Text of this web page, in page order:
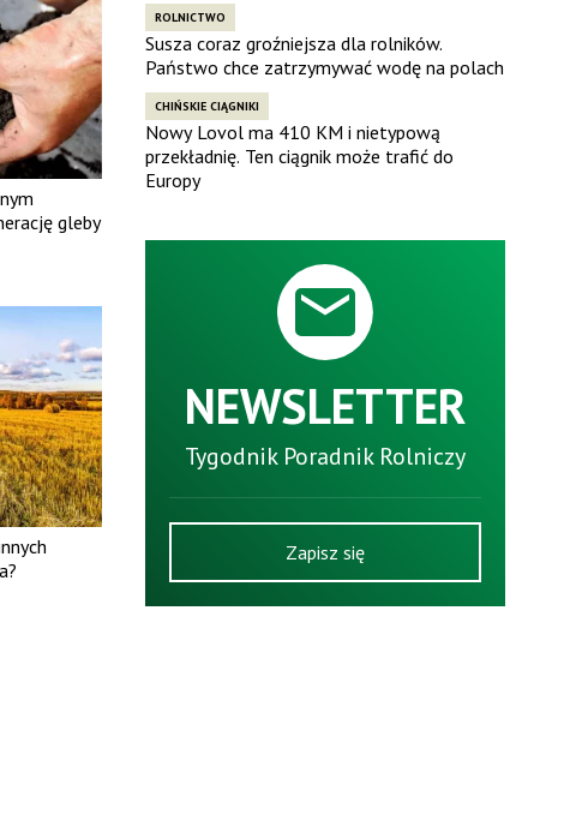
gleby
ROLNICTWO
Susza coraz groźniejsza dla rolników.
Państwo chce zatrzymywać wodę na polach
CHIŃSKIE CIĄGNIKI
Nowy Lovol ma 410 KM i nietypową
przekładnię. Ten ciągnik może trafić do
Europy
NEWSLETTER
Tygodnik Poradnik Rolniczy
Zapisz się